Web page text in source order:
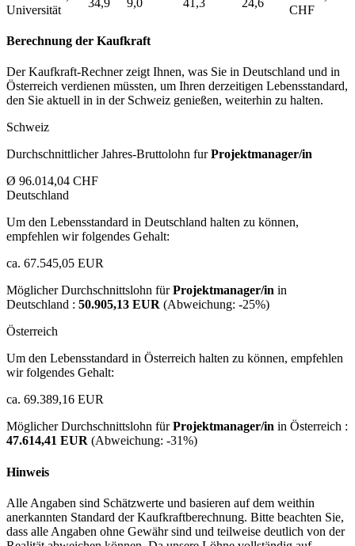
Universität
CHF
Berechnung der Kaufkraft
Der Kaufkraft-Rechner zeigt Ihnen, was Sie in Deutschland und in
Österreich verdienen müssten, um Ihren derzeitigen Lebensstandard,
den Sie aktuell in in der Schweiz genießen, weiterhin zu halten.
Schweiz
Durchschnittlicher Jahres-Bruttolohn furProjektmanager/in
Ø 96.014,04 CHF
Deutschland
Um den Lebensstandard in Deutschland halten zu können,
empfehlen wir folgendes Gehalt:
ca. 67.545,05 EUR
Möglicher Durchschnittslohn fürProjektmanager/in in
Deutschland : 50.905,13 EUR (Abweichung: -25%)
Österreich
Um den Lebensstandard in Österreich halten zu können, empfehlen
wir folgendes Gehalt:
ca. 69.389,16 EUR
Möglicher Durchschnittslohn fürProjektmanager/in in Österreich :
47.614,41 EUR (Abweichung: -31%)
Hinweis
Alle Angaben sind Schätzwerte und basieren auf dem weithin
anerkannten Standard der Kaufkraftberechnung. Bitte beachten Sie,
dass alle Angaben ohne Gewähr sind und teilweise deutlich von der